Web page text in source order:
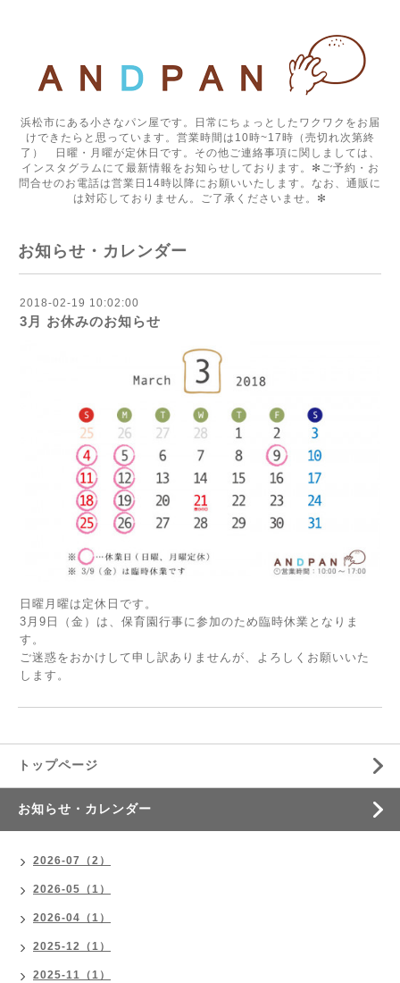
浜松市にある小さなパン屋です。日常にちょっとしたワクワクをお届
けできたらと思っています。営業時間は10時~17時（売切れ次第終
了） 日曜・月曜が定休日です。その他ご連絡事項に関しましては、
インスタグラムにて最新情報をお知らせしております。✻ご予約・お
問合せのお電話は営業日14時以降にお願いいたします。なお、通販に
は対応しておりません。ご了承くださいませ。✻
お知らせ・カレンダー
2018-02-19 10:02:00
3月 お休みのお知らせ
日曜月曜は定休日です。
3月9日（金）は、保育園行事に参加のため臨時休業となりま
す。
ご迷惑をおかけして申し訳ありませんが、よろしくお願いいた
します。
トップページ
お知らせ・カレンダー
2026-07（2）
2026-05（1）
2026-04（1）
2025-12（1）
2025-11（1）